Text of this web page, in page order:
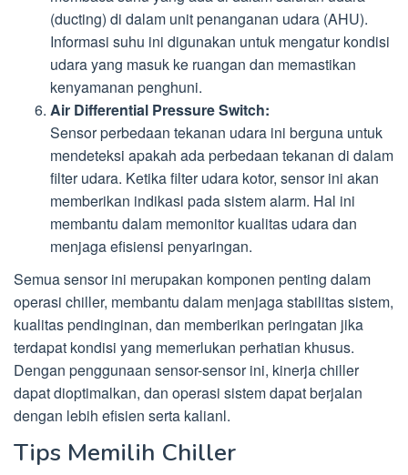
(ducting) di dalam unit penanganan udara (AHU).
Informasi suhu ini digunakan untuk mengatur kondisi
udara yang masuk ke ruangan dan memastikan
kenyamanan penghuni.
Air Differential Pressure Switch:
Sensor perbedaan tekanan udara ini berguna untuk
mendeteksi apakah ada perbedaan tekanan di dalam
filter udara. Ketika filter udara kotor, sensor ini akan
memberikan indikasi pada sistem alarm. Hal ini
membantu dalam memonitor kualitas udara dan
menjaga efisiensi penyaringan.
Semua sensor ini merupakan komponen penting dalam
operasi chiller, membantu dalam menjaga stabilitas sistem,
kualitas pendinginan, dan memberikan peringatan jika
terdapat kondisi yang memerlukan perhatian khusus.
Dengan penggunaan sensor-sensor ini, kinerja chiller
dapat dioptimalkan, dan operasi sistem dapat berjalan
dengan lebih efisien serta kalianl.
Tips Memilih Chiller